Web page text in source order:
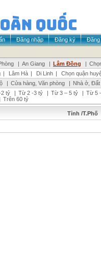
Đăng nhập Đăng ký
Đăng
| An Giang | Lâm Đồng |
| Lâm Hà | Di Linh |
Chọn quận
| Cửa hàng, Văn phòng | Nhà ở,
tỷ | Từ 2 -3 tỷ | Từ 3 – 5 tỷ | Từ 5
Trên 60 tỷ
Tỉnh /T.Phố